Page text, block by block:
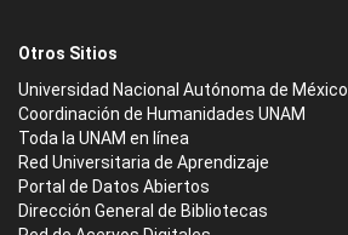
Otros Sitios
Universidad Nacional Autónoma de México
Coordinación de Humanidades UNAM
Toda la UNAM en línea
Red Universitaria de Aprendizaje
Portal de Datos Abiertos
Dirección General de Bibliotecas